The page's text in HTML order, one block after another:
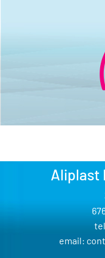
Aliplast
email: